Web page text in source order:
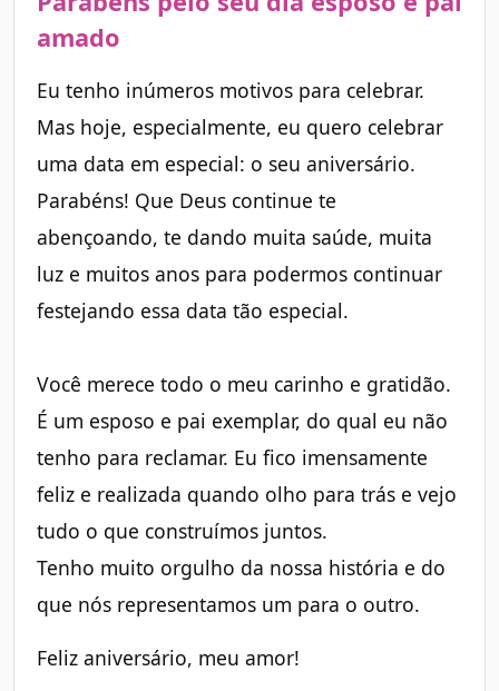
amado
Eu tenho inúmeros motivos para celebrar.
Mas hoje, especialmente, eu quero celebrar
uma data em especial: o seu aniversário.
Parabéns! Que Deus continue te
abençoando, te dando muita saúde, muita
luz e muitos anos para podermos continuar
festejando essa data tão especial.
Você merece todo o meu carinho e gratidão.
É um esposo e pai exemplar, do qual eu não
tenho para reclamar. Eu fico imensamente
feliz e realizada quando olho para trás e vejo
tudo o que construímos juntos.
Tenho muito orgulho da nossa história e do
que nós representamos um para o outro.
Feliz aniversário, meu amor!